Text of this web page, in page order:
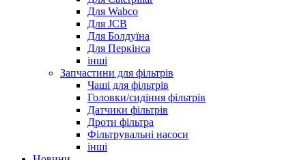
Для Wabco
Для JCB
Для Болдуїна
Для Перкінса
інші
Запчастини для фільтрів
Чаші для фільтрів
Головки/сидіння фільтрів
Датчики фільтрів
Дроти фільтра
Фільтрувальні насоси
інші